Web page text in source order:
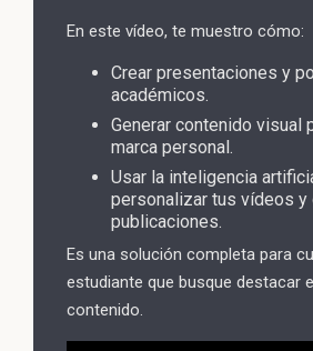
En este vídeo, te muestro cómo:
Crear presentaciones y
académicos.
Generar contenido visual
marca personal.
Usar la inteligencia
personalizar tus vídeos y
publicaciones.
Es una solución completa para
estudiante que busque destacar
contenido.